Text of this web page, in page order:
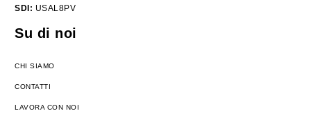
SDI: USAL8PV
Su di noi
CHI SIAMO
CONTATTI
LAVORA CON NOI